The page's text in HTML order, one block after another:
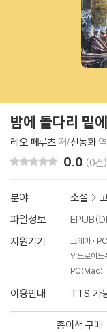
밤에 돌다리 밑
레오 페루츠 저/신동화역
0.0 (0건)
분야 소설 >
파일정보
지원기기
크레마
안드로이드
PC(Mac)
이용안내 TTS 가
종이책 구매